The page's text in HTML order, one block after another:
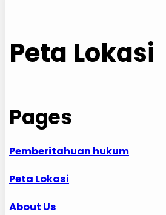
Peta Lokasi
Pages
Pemberitahuan hukum
Peta Lokasi
About Us